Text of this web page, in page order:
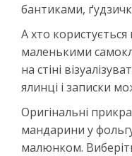
бантиками,
А хто
маленькими
на стіні
ялинці і записки
Оригінальні
мандарини у
малюнком.